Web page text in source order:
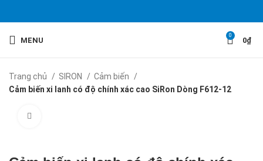
MENU
0
0₫
Trang chủ SIRON
Cảm biến
Cảm biến xi lanh có độ chính xác cao SiRon Dòng F612-12